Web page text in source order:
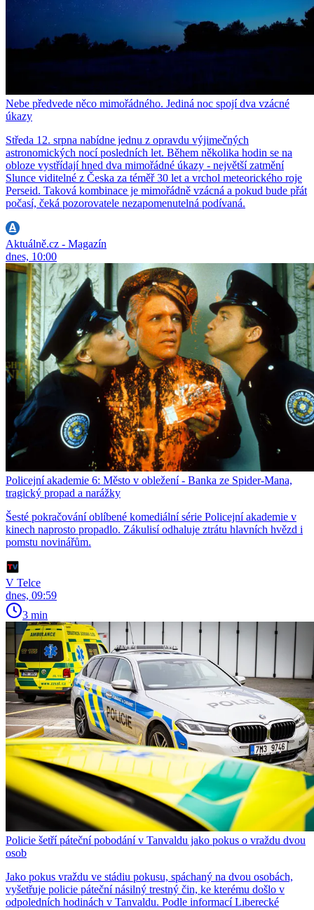
Nebe předvede něco mimořádného. Jediná noc spojí dva vzácné
úkazy
Středa 12. srpna nabídne jednu z opravdu výjimečných
astronomických nocí posledních let. Během několika hodin se na
obloze vystřídají hned dva mimořádné úkazy - největší zatmění
Slunce viditelné z Česka za téměř 30 let a vrchol meteorického roje
Perseid. Taková kombinace je mimořádně vzácná a pokud bude přát
počasí, čeká pozorovatele nezapomenutelná podívaná.
Aktuálně.cz - Magazín
dnes, 10:00
Policejní akademie 6: Město v obležení - Banka ze Spider-Mana,
tragický propad a narážky
Šesté pokračování oblíbené komediální série Policejní akademie v
kinech naprosto propadlo. Zákulisí odhaluje ztrátu hlavních hvězd i
pomstu novinářům.
V Telce
dnes, 09:59
3 min
Policie šetří páteční pobodání v Tanvaldu jako pokus o vraždu dvou
osob
Jako pokus vraždu ve stádiu pokusu, spáchaný na dvou osobách,
vyšetřuje policie páteční násilný trestný čin, ke kterému došlo v
odpoledních hodinách v Tanvaldu. Podle informací Liberecké